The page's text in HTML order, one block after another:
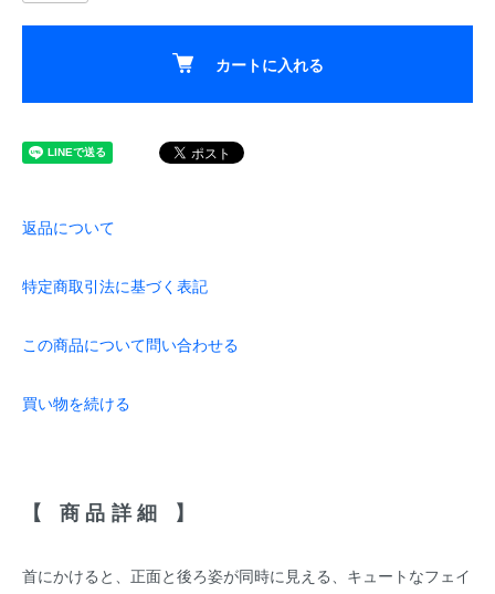
カートに入れる
返品について
特定商取引法に基づく表記
この商品について問い合わせる
買い物を続ける
【 商品詳細 】
首にかけると、正面と後ろ姿が同時に見える、キュートなフェイ